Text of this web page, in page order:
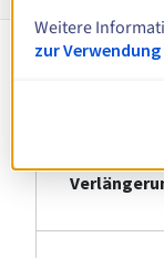
Weitere
zur